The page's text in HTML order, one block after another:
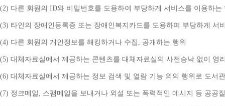
(2) 다른 회원의 ID와 비밀번호를 도용하여 부당하게 서비스를 이용하는
(3) 타인의 장애인등록증 또는 장애인복지카드를 도용하여 부당하게 서
(4) 다른 회원의 개인정보를 해킹하거나 수집 , 공개하는 행위
(5) 대체자료실에서 제공하는 콘텐츠를 대체자료실의 사전승낙 없이 영
(6) 대체자료실에서 제공하는 정보 검색 및 열람 기능 외의 행위로 도서
(7) 정크메일 , 스팸메일을 보내거나 외설 또는 폭력적인 메시지 등 공공